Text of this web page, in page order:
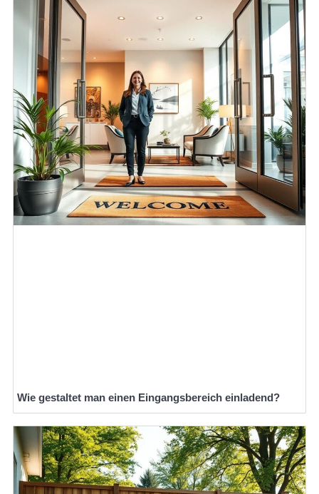
Wie gestaltet man einen Eingangsbereich einladend?